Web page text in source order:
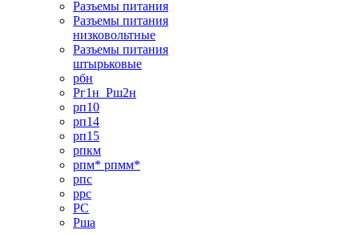
Разъемы питания
Разъемы питания
низковольтные
Разъемы питания
штырьковые
рбн
Рг1н_Рш2н
рп10
рп14
рп15
рпкм
рпм* рпмм*
рпс
ррс
РС
Рша